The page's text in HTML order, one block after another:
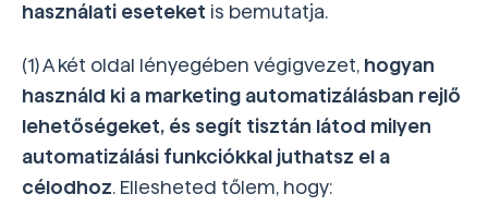
használati eseteket is bemutatja.
(1) A két oldal lényegében végigvezet, hogyan
használd ki a marketing automatizálásban rejlő
lehetőségeket, és segít tisztán látod milyen
automatizálási funkciókkal juthatsz el a
célodhoz. Ellesheted tőlem, hogy: